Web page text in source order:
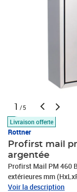
1 /5
Livraison offerte
Rottner
Profirst mail
argentée
Profirst Mail PM 460
extérieures mm
(matériel de fixation
Voir la description